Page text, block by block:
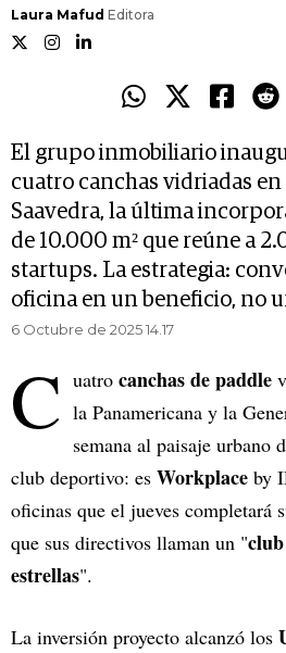
Laura Mafud Editora
El grupo inmobiliario
cuatro canchas vidriadas
Saavedra, la última
de 10.000 m² que reúne a
startups. La estrategia:
oficina en un beneficio, no
6 Octubre de 2025 14.17
C uatro canchas de paddle
la Panamericana y la
semana al paisaje urbano
club deportivo: es Workplace by
oficinas que el jueves completará
que sus directivos llaman un "
estrellas".
La inversión proyecto alcanzó los